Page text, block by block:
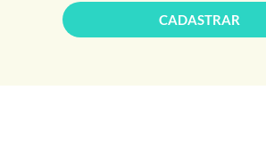
CADASTRAR